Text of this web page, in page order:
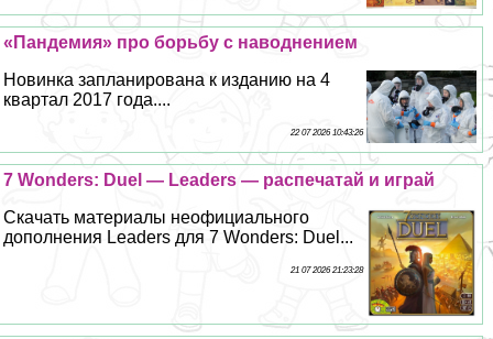
«Пандемия» про борьбу с наводнением
Новинка запланирована к изданию на 4
квартал 2017 года....
22 07 2026 10:43:26
7 Wonders: Duel — Leaders — распечатай и играй
Скачать материалы неофициального
дополнения Leaders для 7 Wonders: Duel...
21 07 2026 21:23:28